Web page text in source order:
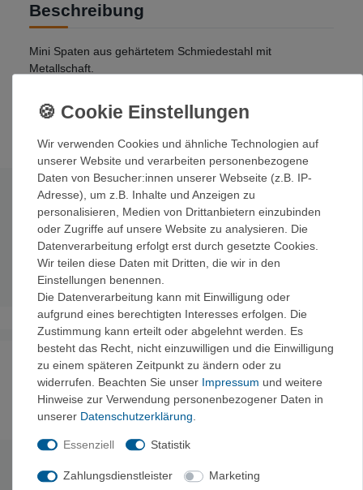
Beschreibung
Mini Spaten aus gehärtetem Schmiedestahl mit
Metallschaft.
Transporttasche.
Technische Daten
Länge:
40,5 cm
Gewicht:
570 g
Material:
Noch sind keine Bewertungen vorhanden.
HERSTELLERINFORMATIONEN
Wir verwenden Cookies und ähnliche Technologien auf
unserer Website und verarbeiten personenbezogene
Daten von Besucher:innen unserer Webseite (z.B. IP-
Adresse), um z.B. Inhalte und Anzeigen zu
personalisieren, Medien von Drittanbietern einzubinden
oder Zugriffe auf unsere Website zu analysieren. Die
Datenverarbeitung erfolgt erst durch gesetzte Cookies.
Wir teilen diese Daten mit Dritten, die wir in den
Einstellungen benennen.
Die Datenverarbeitung kann mit Einwilligung oder
aufgrund eines berechtigten Interesses erfolgen. Die
Zustimmung kann erteilt oder abgelehnt werden. Es
besteht das Recht, nicht einzuwilligen und die Einwilligung
zu einem späteren Zeitpunkt zu ändern oder zu
widerrufen. Beachten Sie unser Impressum und weitere
Hinweise zur Verwendung personenbezogener Daten in
unserer Daten­schutz­erklärung
Essenziell Statistik
Zahlungsdienstleister Marketing